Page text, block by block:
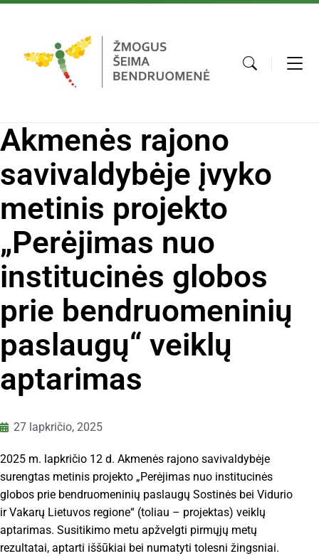
Akmenės rajono
savivaldybėje įvyko
metinis projekto
„Perėjimas nuo
institucinės globos
prie bendruomeninių
paslaugų“ veiklų
aptarimas
27 lapkričio, 2025
2025 m. lapkričio 12 d. Akmenės rajono savivaldybėje
surengtas metinis projekto „Perėjimas nuo institucinės
globos prie bendruomeninių paslaugų Sostinės bei Vidurio
ir Vakarų Lietuvos regione“ (toliau – projektas) veiklų
aptarimas. Susitikimo metu apžvelgti pirmųjų metų
rezultatai, aptarti iššūkiai bei numatyti tolesni žingsniai.